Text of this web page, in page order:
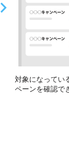
対象になってい
ペーンを確認で